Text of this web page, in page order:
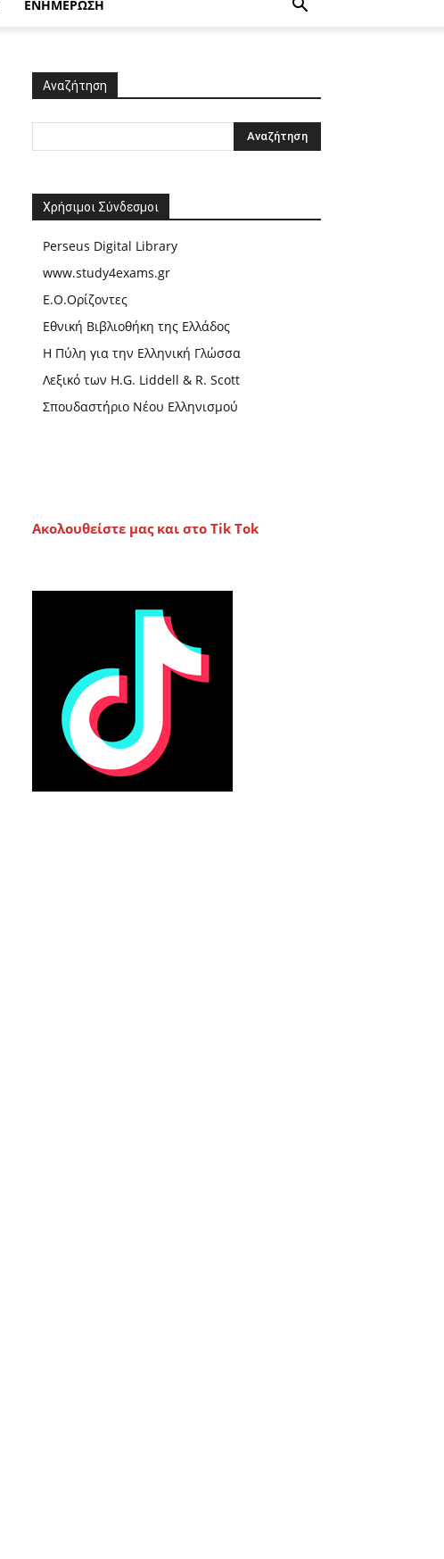
ΕΝΗΜΕΡΩΣΗ
Αναζήτηση
Χρήσιμοι Σύνδεσμοι
Perseus Digital Library
www.study4exams.gr
Ε.Ο.Ορίζοντες
Εθνική Βιβλιοθήκη της Ελλάδος
Η Πύλη για την Ελληνική Γλώσσα
Λεξικό των H.G. Liddell & R. Scott
Σπουδαστήριο Νέου Ελληνισμού
Ακολουθείστε μας και στο Tik Tok